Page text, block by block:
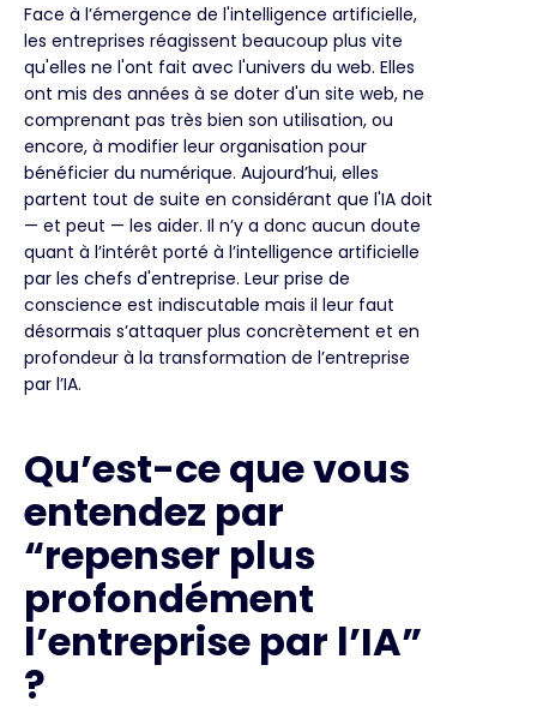
Face à l’émergence de l'intelligence artificielle,
les entreprises réagissent beaucoup plus vite
qu'elles ne l'ont fait avec l'univers du web. Elles
ont mis des années à se doter d'un site web, ne
comprenant pas très bien son utilisation, ou
encore, à modifier leur organisation pour
bénéficier du numérique. Aujourd’hui, elles
partent tout de suite en considérant que l'IA doit
— et peut — les aider. Il n’y a donc aucun doute
quant à l’intérêt porté à l’intelligence artificielle
par les chefs d'entreprise. Leur prise de
conscience est indiscutable mais il leur faut
désormais s’attaquer plus concrètement et en
profondeur à la transformation de l’entreprise
par l’IA.
Qu’est-ce que vous
entendez par
“repenser plus
profondément
l’entreprise par l’IA”
?